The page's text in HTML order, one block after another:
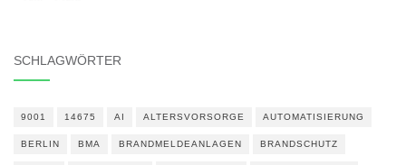
SCHLAGWÖRTER
9001 14675 AI ALTERSVORSORGE AUTOMATISIERUNG
BERLIN BMA BRANDMELDEANLAGEN BRANDSCHUTZ